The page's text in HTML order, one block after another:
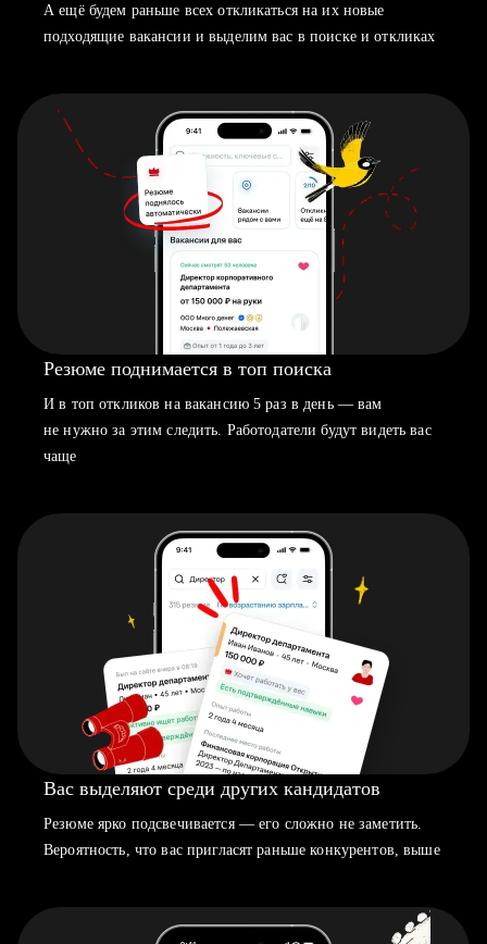
А ещё будем раньше всех откликаться на их новые
подходящие вакансии и выделим вас в поиске и откликах
Резюме поднимается в топ поиска
И в топ откликов на вакансию 5 раз в день — вам
не нужно за этим следить. Работодатели будут видеть вас
чаще
Вас выделяют среди других кандидатов
Резюме ярко подсвечивается — его сложно не заметить.
Вероятность, что вас пригласят раньше конкурентов, выше